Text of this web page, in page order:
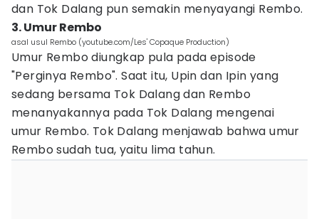
dan Tok Dalang pun semakin menyayangi Rembo.
3. Umur Rembo
asal usul Rembo (youtube.com/Les' Copaque Production)
Umur Rembo diungkap pula pada episode
"Perginya Rembo". Saat itu, Upin dan Ipin yang
sedang bersama Tok Dalang dan Rembo
menanyakannya pada Tok Dalang mengenai
umur Rembo. Tok Dalang menjawab bahwa umur
Rembo sudah tua, yaitu lima tahun.